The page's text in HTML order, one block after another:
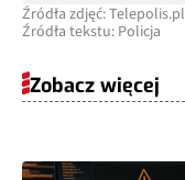
Źródła zdjęć:
Źródła tekstu: Policja
Zobacz więcej